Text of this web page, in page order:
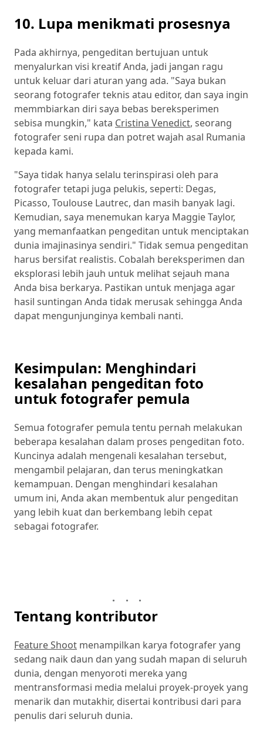
10. Lupa menikmati prosesnya
Pada akhirnya, pengeditan bertujuan untuk
menyalurkan visi kreatif Anda, jadi jangan ragu
untuk keluar dari aturan yang ada. "Saya bukan
seorang fotografer teknis atau editor, dan saya ingin
memmbiarkan diri saya bebas bereksperimen
sebisa mungkin," kata Cristina Venedict, seorang
fotografer seni rupa dan potret wajah asal Rumania
kepada kami.
"Saya tidak hanya selalu terinspirasi oleh para
fotografer tetapi juga pelukis, seperti: Degas,
Picasso, Toulouse Lautrec, dan masih banyak lagi.
Kemudian, saya menemukan karya Maggie Taylor,
yang memanfaatkan pengeditan untuk menciptakan
dunia imajinasinya sendiri." Tidak semua pengeditan
harus bersifat realistis. Cobalah bereksperimen dan
eksplorasi lebih jauh untuk melihat sejauh mana
Anda bisa berkarya. Pastikan untuk menjaga agar
hasil suntingan Anda tidak merusak sehingga Anda
dapat mengunjunginya kembali nanti.
Kesimpulan: Menghindari
kesalahan pengeditan foto
untuk fotografer pemula
Semua fotografer pemula tentu pernah melakukan
beberapa kesalahan dalam proses pengeditan foto.
Kuncinya adalah mengenali kesalahan tersebut,
mengambil pelajaran, dan terus meningkatkan
kemampuan. Dengan menghindari kesalahan
umum ini, Anda akan membentuk alur pengeditan
yang lebih kuat dan berkembang lebih cepat
sebagai fotografer.
Tentang kontributor
Feature Shoot menampilkan karya fotografer yang
sedang naik daun dan yang sudah mapan di seluruh
dunia, dengan menyoroti mereka yang
mentransformasi media melalui proyek-proyek yang
menarik dan mutakhir, disertai kontribusi dari para
penulis dari seluruh dunia.